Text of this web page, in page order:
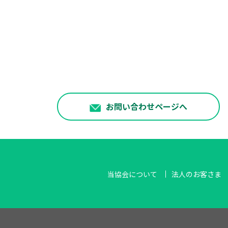
お問い合わせページへ
当協会について 法人のお客さま